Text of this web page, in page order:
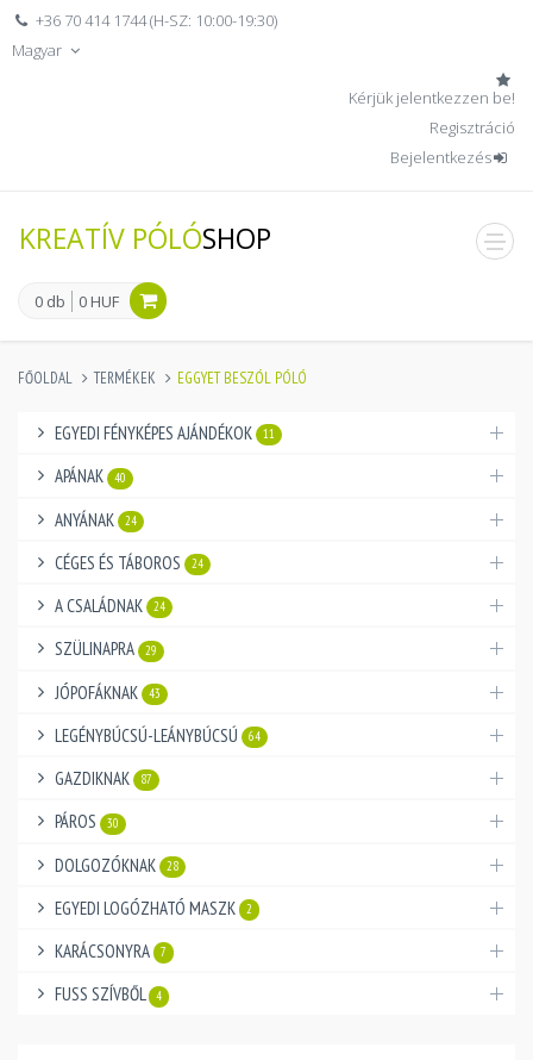
+36 70 414 1744 (H-SZ: 10:00-19:30)
Magyar
Kérjük jelentkezzen be!
Regisztráció
Bejelentkezés
KREATÍV PÓLÓSHOP
0 db 0 HUF
FŐOLDAL TERMÉKEK EGGYET BESZÓL PÓLÓ
EGYEDI FÉNYKÉPES AJÁNDÉKOK 11
APÁNAK 40
ANYÁNAK 24
CÉGES ÉS TÁBOROS 24
A CSALÁDNAK 24
SZÜLINAPRA 29
JÓPOFÁKNAK 43
LEGÉNYBÚCSÚ-LEÁNYBÚCSÚ 64
GAZDIKNAK 87
PÁROS 30
DOLGOZÓKNAK 28
EGYEDI LOGÓZHATÓ MASZK 2
KARÁCSONYRA 7
FUSS SZÍVBŐL 4